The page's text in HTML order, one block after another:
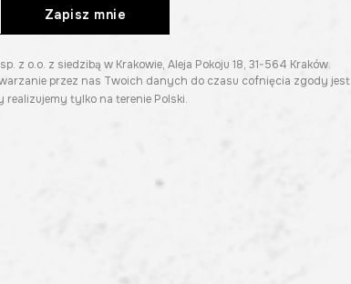
Zapisz mnie
o.o. z siedzibą w Krakowie, Aleja Pokoju 18, 31-564 Kraków.
przez nas Twoich danych do czasu cofnięcia zgody jest
realizujemy tylko na terenie Polski.